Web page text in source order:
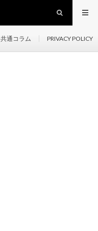
共通コラム PRIVACY POLICY